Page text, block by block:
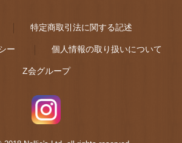
特定商取引法に関する記述
ー 個人情報の取り扱いについて
Z会グループ